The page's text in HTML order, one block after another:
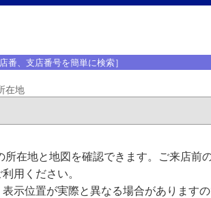
番、支店番号を簡単に検索］
在地
在地と地図を確認できます。ご来店前
用ください。
示位置が実際と異なる場合があります